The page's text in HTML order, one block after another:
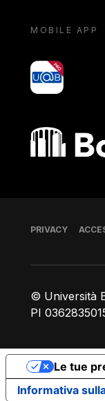
MOBILE APP
yoU@B
Bocconi shop
© Università
PI
Piè di pagina
PRIVACY
Informativa
Le tue